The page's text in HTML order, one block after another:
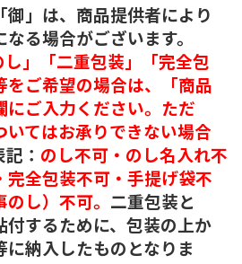
」は、商品提供者により
る場合がございます。
し」「二重包装」「完全包
をご希望の場合は、「商品
ご入力ください。ただ
いてはお承りできない場合
記： のし不可・のし名入れ不
完全包装不可・手提げ袋不
し）不可。 二重包装と
付するために、包装の上か
に納入したものとなりま